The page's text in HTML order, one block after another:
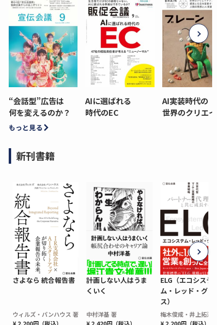
“会話型”広告は
何を変えるのか？
AIに選ばれる
時代のEC
AI実装時代の
世界のクリエ
もっと見る
新刊書籍
さよなら 統合報告書
ウィルズ・パンハウス 著
計画しない人はうま
くいく
中村洋基 著
ELG（エコシステ
ム・レッド・グロ
ス）
梅木俊成・井上拓海